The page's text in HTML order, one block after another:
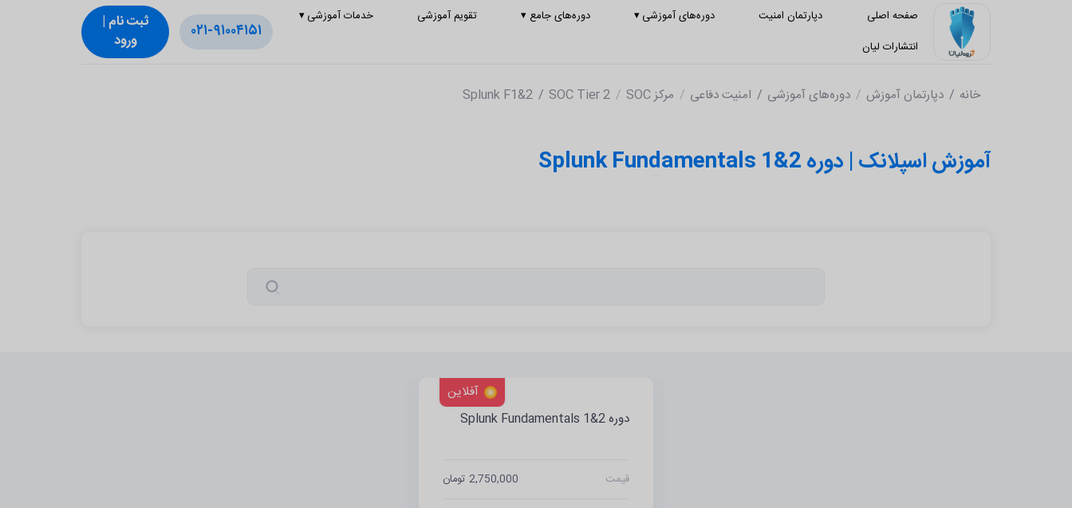
صفحه اصلی دپارتمان امنیت دوره‌های آموزشی▾ دوره‌های جامع ▾ تقویم آموزشی خدمات آموزشی▾
انتشارات لیان
۰۲۱-۹۱۰۰۴۱۵۱
ثبت‌ نام |
ورود
خانه دپارتمان آموزش دوره‌های آموزشی امنیت دفاعی مرکز SOC SOC Tier 2
Splunk F1&2
آموزش اسپلانک | دوره Splunk Fundamentals 1&2
آفلاین
دوره Splunk Fundamentals 1&2
قیمت 2,750,000 تومان